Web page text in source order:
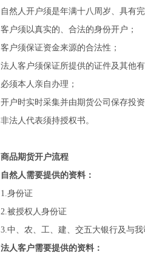
自然人开户须是年满十八周岁、具有
客户须以真实的、合法的身份开户；
客户须保证资金来源的合法性；
法人客户须保证所提供的证件及其他
必须本人亲自办理；
开户时实时采集并由期货公司保存投
非法人代表须持授权书。
商品期货开户流程
自然人需要提供的资料：
1.身份证
2.被授权人身份证
3.中、农、工、建、交五大银行及与
法人客户需要提供的资料：